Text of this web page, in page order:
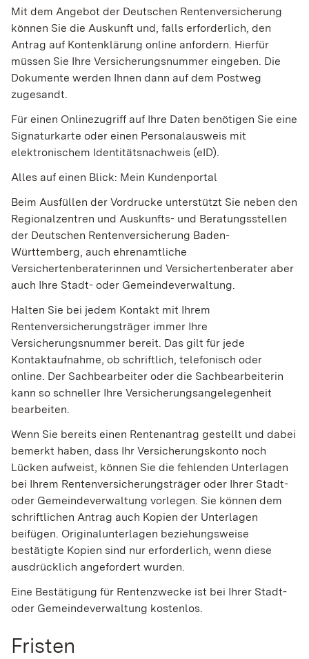
Mit dem Angebot der Deutschen Rentenversicherung
können Sie die Auskunft und, falls erforderlich, den
Antrag auf Kontenklärung online anfordern. Hierfür
müssen Sie Ihre Versicherungsnummer eingeben. Die
Dokumente werden Ihnen dann auf dem Postweg
zugesandt.
Für einen Onlinezugriff auf Ihre Daten benötigen Sie eine
Signaturkarte oder einen Personalausweis mit
elektronischem Identitätsnachweis (eID).
Alles auf einen Blick: Mein Kundenportal
Beim Ausfüllen der Vordrucke unterstützt Sie neben den
Regionalzentren und Auskunfts- und Beratungsstellen
der Deutschen Rentenversicherung Baden-
Württemberg, auch ehrenamtliche
Versichertenberaterinnen und Versichertenberater aber
auch Ihre Stadt- oder Gemeindeverwaltung.
Halten Sie bei jedem Kontakt mit Ihrem
Rentenversicherungsträger immer Ihre
Versicherungsnummer bereit. Das gilt für jede
Kontaktaufnahme, ob schriftlich, telefonisch oder
online. Der Sachbearbeiter oder die Sachbearbeiterin
kann so schneller Ihre Versicherungsangelegenheit
bearbeiten.
Wenn Sie bereits einen Rentenantrag gestellt und dabei
bemerkt haben, dass Ihr Versicherungskonto noch
Lücken aufweist, können Sie die fehlenden Unterlagen
bei Ihrem Rentenversicherungsträger oder Ihrer Stadt-
oder Gemeindeverwaltung vorlegen. Sie können dem
schriftlichen Antrag auch Kopien der Unterlagen
beifügen. Originalunterlagen beziehungsweise
bestätigte Kopien sind nur erforderlich, wenn diese
ausdrücklich angefordert wurden.
Eine Bestätigung für Rentenzwecke ist bei Ihrer Stadt-
oder Gemeindeverwaltung kostenlos.
Fristen